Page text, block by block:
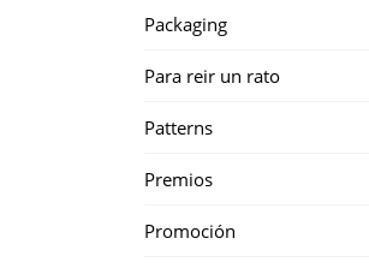
Packaging
Para reir un rato
Patterns
Premios
Promoción